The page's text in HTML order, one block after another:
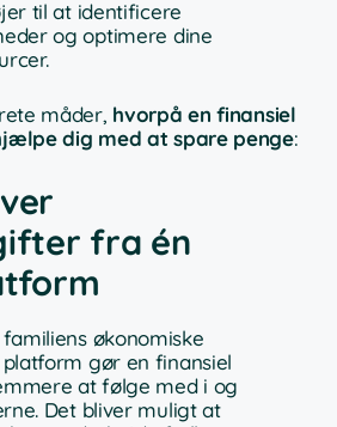
til at identificere
og optimere dine
måder, hvorpå en finansiel
dig med at spare penge:
fra én
økonomiske
gør en finansiel
at følge med i og
Det bliver muligt at